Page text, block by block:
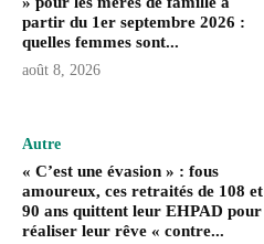
partir du 1er septembre 2026 :
quelles femmes sont...
août 8, 2026
Autre
« C’est une évasion » : fous
amoureux, ces retraités de 108 et
90 ans quittent leur EHPAD pour
réaliser leur rêve « contre...